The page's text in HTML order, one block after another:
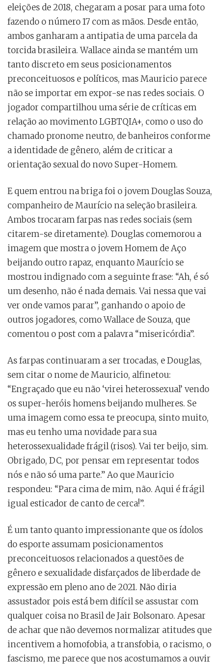
eleições de 2018, chegaram a posar para uma foto
fazendo o número 17 com as mãos. Desde então,
ambos ganharam a antipatia de uma parcela da
torcida brasileira. Wallace ainda se mantém um
tanto discreto em seus posicionamentos
preconceituosos e políticos, mas Mauricio parece
não se importar em expor-se nas redes sociais. O
jogador compartilhou uma série de críticas em
relação ao movimento LGBTQIA+, como o uso do
chamado pronome neutro, de banheiros conforme
a identidade de gênero, além de criticar a
orientação sexual do novo Super-Homem.
E quem entrou na briga foi o jovem Douglas Souza,
companheiro de Maurício na seleção brasileira.
Ambos trocaram farpas nas redes sociais (sem
citarem-se diretamente). Douglas comemorou a
imagem que mostra o jovem Homem de Aço
beijando outro rapaz, enquanto Maurício se
mostrou indignado com a seguinte frase: “Ah, é só
um desenho, não é nada demais. Vai nessa que vai
ver onde vamos parar”, ganhando o apoio de
outros jogadores, como Wallace de Souza, que
comentou o post com a palavra “misericórdia”.
As farpas continuaram a ser trocadas, e Douglas,
sem citar o nome de Mauricio, alfinetou:
“Engraçado que eu não ‘virei heterossexual’ vendo
os super-heróis homens beijando mulheres. Se
uma imagem como essa te preocupa, sinto muito,
mas eu tenho uma novidade para sua
heterossexualidade frágil (risos). Vai ter beijo, sim.
Obrigado, DC, por pensar em representar todos
nós e não só uma parte.” Ao que Mauricio
respondeu: “Para cima de mim, não. Aqui é frágil
igual esticador de canto de cerca!”.
É um tanto quanto impressionante que os ídolos
do esporte assumam posicionamentos
preconceituosos relacionados a questões de
gênero e sexualidade disfarçados de liberdade de
expressão em pleno ano de 2021. Não diria
assustador pois está bem difícil se assustar com
qualquer coisa no Brasil de Jair Bolsonaro. Apesar
de achar que não devemos normalizar atitudes que
incentivem a homofobia, a transfobia, o racismo, o
fascismo, me parece que nos acostumamos a ouvir